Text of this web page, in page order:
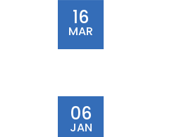
16
MAR
06
JAN